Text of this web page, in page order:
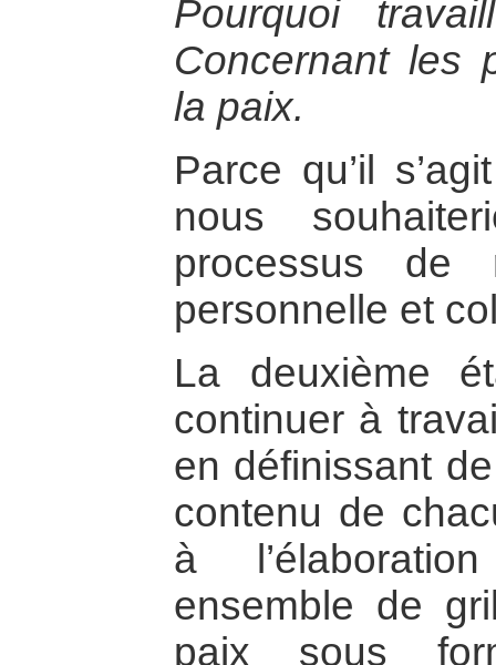
Pourquoi
Concernant les
la paix.
Parce qu’il
nous
processus
personnelle et
La deuxième
continuer à
en définissant
contenu de
à
ensemble de
paix sous